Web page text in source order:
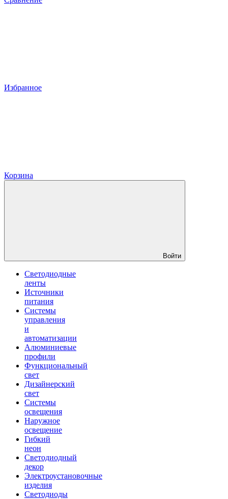
Избранное
Корзина
Войти
Светодиодные
ленты
Источники
питания
Системы
управления
и
автоматизации
Алюминиевые
профили
Функциональный
свет
Дизайнерский
свет
Системы
освещения
Наружное
освещение
Гибкий
неон
Светодиодный
декор
Электроустановочные
изделия
Светодиоды